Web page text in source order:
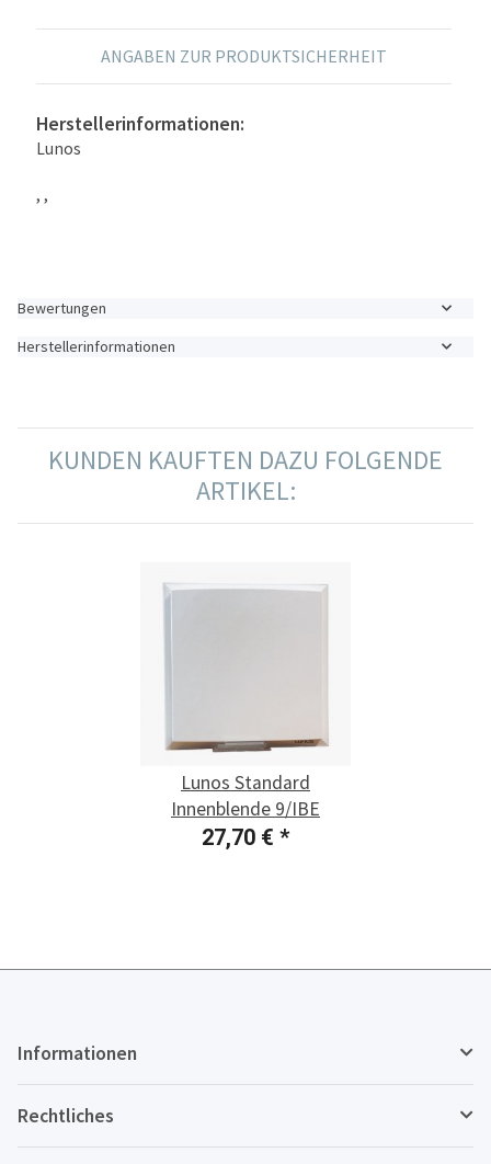
ANGABEN ZUR PRODUKTSICHERHEIT
Herstellerinformationen:
Lunos
, ,
Bewertungen
Herstellerinformationen
KUNDEN KAUFTEN DAZU FOLGENDE
ARTIKEL:
Lunos Standard
Innenblende 9/IBE
27,70 € *
Informationen
Rechtliches